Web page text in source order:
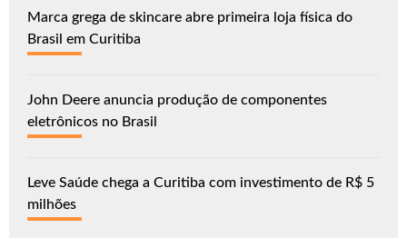
Marca grega de skincare abre primeira loja física do
Brasil em Curitiba
John Deere anuncia produção de componentes
eletrônicos no Brasil
Leve Saúde chega a Curitiba com investimento de R$ 5
milhões